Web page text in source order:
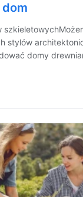
stylów
domy